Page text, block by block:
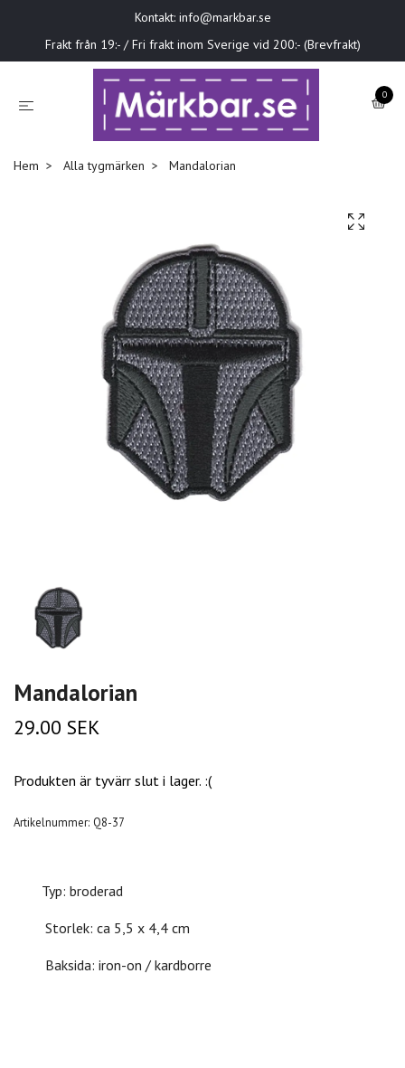
Kontakt: info@markbar.se
Frakt från 19:- / Fri frakt inom Sverige vid 200:- (Brevfrakt)
0
Hem Alla tygmärken Mandalorian
Mandalorian
29.00 SEK
Produkten är tyvärr slut i lager. :(
Artikelnummer: Q8-37
Typ: broderad
Storlek: ca 5,5 x 4,4 cm
Baksida: iron-on / kardborre